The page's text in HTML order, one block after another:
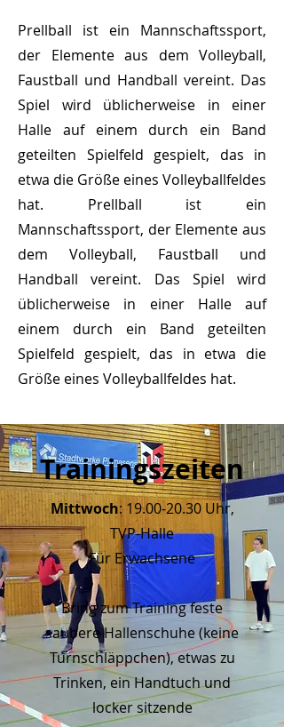
Prellball ist ein Mannschaftssport,
der Elemente aus dem Volleyball,
Faustball und Handball vereint. Das
Spiel wird üblicherweise in einer
Halle auf einem durch ein Band
geteilten Spielfeld gespielt, das in
etwa die Größe eines Volleyballfeldes
hat. Prellball ist ein
Mannschaftssport, der Elemente aus
dem Volleyball, Faustball und
Handball vereint. Das Spiel wird
üblicherweise in einer Halle auf
einem durch ein Band geteilten
Spielfeld gespielt, das in etwa die
Größe eines Volleyballfeldes hat.
Trainingszeiten
Mittwoch: 19.00-20.30Uhr,
TVP-Halle
Für Erwachsene
Bring zum Training feste
saubere Hallenschuhe (keine
Turnschläppchen), etwas zu
Trinken, ein Handtuch und
locker sitzende